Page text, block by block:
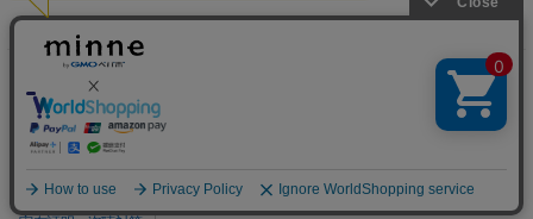
GMOインターネットグループのセキュリティ事業について
世界初総合ネットセキュリティサービス「GMOセキュリティ24」
パスワード漏洩診断
セキュリティ相談AIチャットボット